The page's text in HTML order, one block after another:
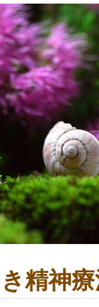
精神